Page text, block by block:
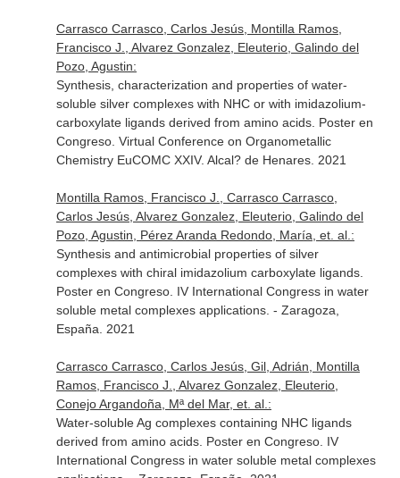
Carrasco Carrasco, Carlos Jesús, Montilla Ramos,
Francisco J., Alvarez Gonzalez, Eleuterio, Galindo del
Pozo, Agustin:
Synthesis, characterization and properties of water-
soluble silver complexes with NHC or with imidazolium-
carboxylate ligands derived from amino acids. Poster en
Congreso. Virtual Conference on Organometallic
Chemistry EuCOMC XXIV. Alcal? de Henares. 2021
Montilla Ramos, Francisco J., Carrasco Carrasco,
Carlos Jesús, Alvarez Gonzalez, Eleuterio, Galindo del
Pozo, Agustin, Pérez Aranda Redondo, María, et. al.:
Synthesis and antimicrobial properties of silver
complexes with chiral imidazolium carboxylate ligands.
Poster en Congreso. IV International Congress in water
soluble metal complexes applications. - Zaragoza,
España. 2021
Carrasco Carrasco, Carlos Jesús, Gil, Adrián, Montilla
Ramos, Francisco J., Alvarez Gonzalez, Eleuterio,
Conejo Argandoña, Mª del Mar, et. al.:
Water-soluble Ag complexes containing NHC ligands
derived from amino acids. Poster en Congreso. IV
International Congress in water soluble metal complexes